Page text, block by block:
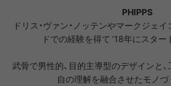
PHIPPS
ドリス・ヴァン・ノッテンやマークジェ
ドでの経験を得て ‘18年にスター
武骨で男性的、目的主導型のデザインと
自の理解を融合させたモノづ